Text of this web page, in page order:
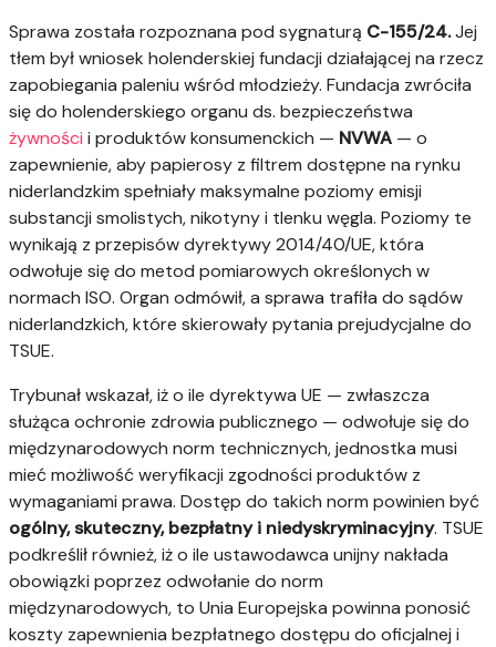
Sprawa została rozpoznana pod sygnaturą C-155/24.Jej
tłem był wniosek holenderskiej fundacji działającej na rzecz
zapobiegania paleniu wśród młodzieży. Fundacja zwróciła
się do holenderskiego organu ds. bezpieczeństwa
żywności i produktów konsumenckich — NVWA — o
zapewnienie, aby papierosy z filtrem dostępne na rynku
niderlandzkim spełniały maksymalne poziomy emisji
substancji smolistych, nikotyny i tlenku węgla. Poziomy te
wynikają z przepisów dyrektywy 2014/40/UE, która
odwołuje się do metod pomiarowych określonych w
normach ISO. Organ odmówił, a sprawa trafiła do sądów
niderlandzkich, które skierowały pytania prejudycjalne do
TSUE.
Trybunał wskazał, iż o ile dyrektywa UE — zwłaszcza
służąca ochronie zdrowia publicznego — odwołuje się do
międzynarodowych norm technicznych, jednostka musi
mieć możliwość weryfikacji zgodności produktów z
wymaganiami prawa. Dostęp do takich norm powinien być
ogólny, skuteczny, bezpłatny i niedyskryminacyjny. TSUE
podkreślił również, iż o ile ustawodawca unijny nakłada
obowiązki poprzez odwołanie do norm
międzynarodowych, to Unia Europejska powinna ponosić
koszty zapewnienia bezpłatnego dostępu do oficjalnej i